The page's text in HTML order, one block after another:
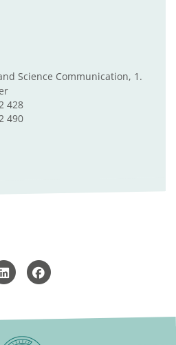
Science Communication, 1.
428
490